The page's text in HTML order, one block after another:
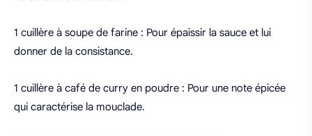
1 cuillère à soupe de farine : Pour épaissir la sauce et lui
donner de la consistance.
1 cuillère à café de curry en poudre : Pour une note épicée
qui caractérise la mouclade.